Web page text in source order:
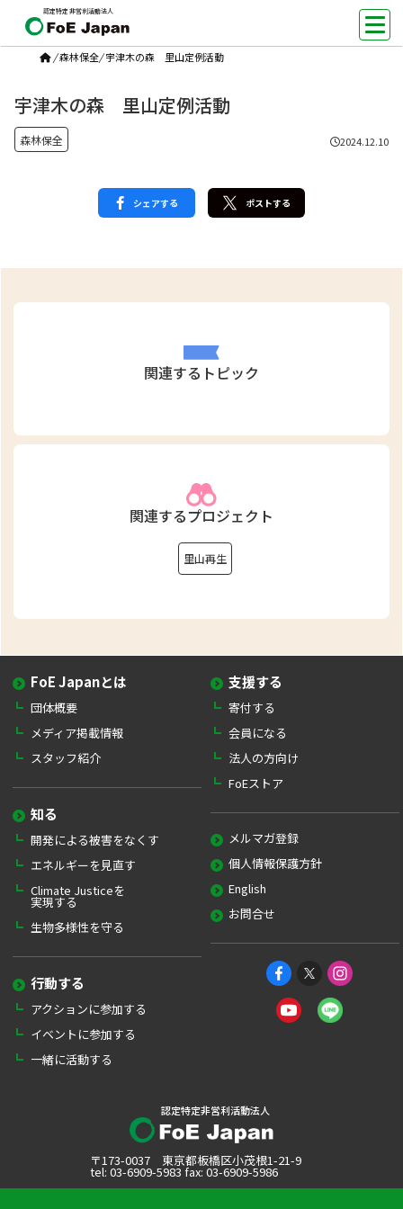
認定特定非営利活動法人
/森林保全/ 宇津木の森 里山定例活動
宇津木の森 里山定例活動
森林保全 2024.12.10
シェアする ポストする
関連するトピック
関連するプロジェクト
里山再生
FoE Japanとは
団体概要
メディア掲載情報
スタッフ紹介
知る
開発による被害をなくす
エネルギーを見直す
Climate Justiceを
実現する
生物多様性を守る
行動する
アクションに参加する
イベントに参加する
一緒に活動する
支援する
寄付する
会員になる
法人の方向け
FoEストア
メルマガ登録
個人情報保護方針
English
お問合せ
認定特定非営利活動法人
〒173-0037 東京都板橋区小茂根1-21-9
tel: 03-6909-5983 fax: 03-6909-5986